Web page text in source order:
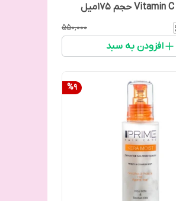
۵۵۰٬۰۰۰
افزودن به سبد
%9